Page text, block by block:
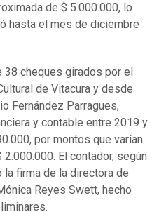
de $ 5.000.000, lo
hasta el mes de diciembre
38 cheques girados por el
de Vitacura y desde
Fernández Parragues,
y contable entre 2019 y
por montos que varían
El contador, según
la firma de la directora de
Reyes Swett, hecho